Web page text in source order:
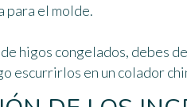
para el molde.
higos congelados, debes
escurrirlos en un colador